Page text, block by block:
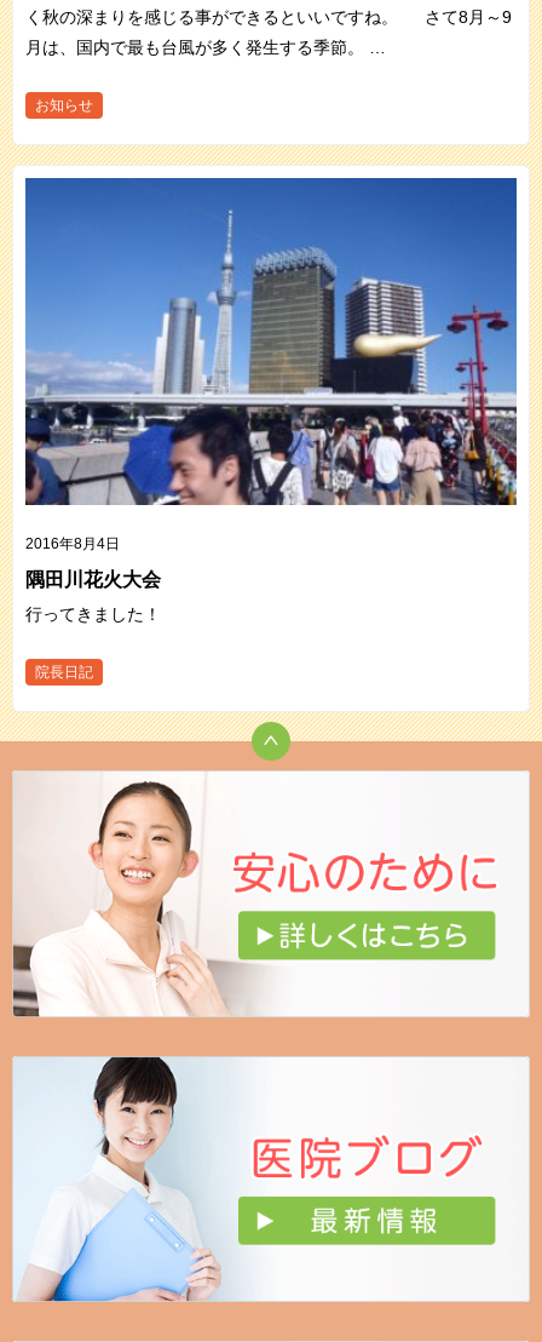
く秋の深まりを感じる事ができるといいですね。 さて8月～9
月は、国内で最も台風が多く発生する季節。 …
お知らせ
2016年8月4日
隅田川花火大会
行ってきました！
院長日記